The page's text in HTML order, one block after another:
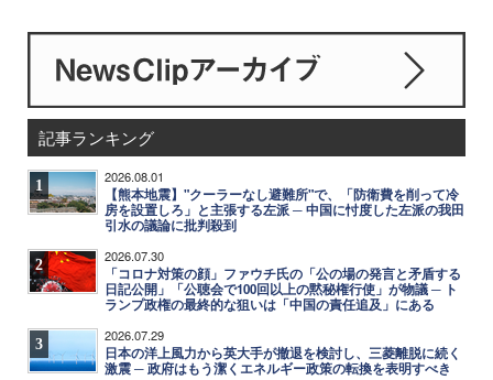
記事ランキング
1 2026.08.01
【熊本地震】"クーラーなし避難所"で、「防衛費を削って冷
房を設置しろ」と主張する左派 ─ 中国に忖度した左派の我田
引水の議論に批判殺到
2 2026.07.30
「コロナ対策の顔」ファウチ氏の「公の場の発言と矛盾する
日記公開」「公聴会で100回以上の黙秘権行使」が物議 ─ ト
ランプ政権の最終的な狙いは「中国の責任追及」にある
3 2026.07.29
日本の洋上風力から英大手が撤退を検討し、三菱離脱に続く
激震 ─ 政府はもう潔くエネルギー政策の転換を表明すべき